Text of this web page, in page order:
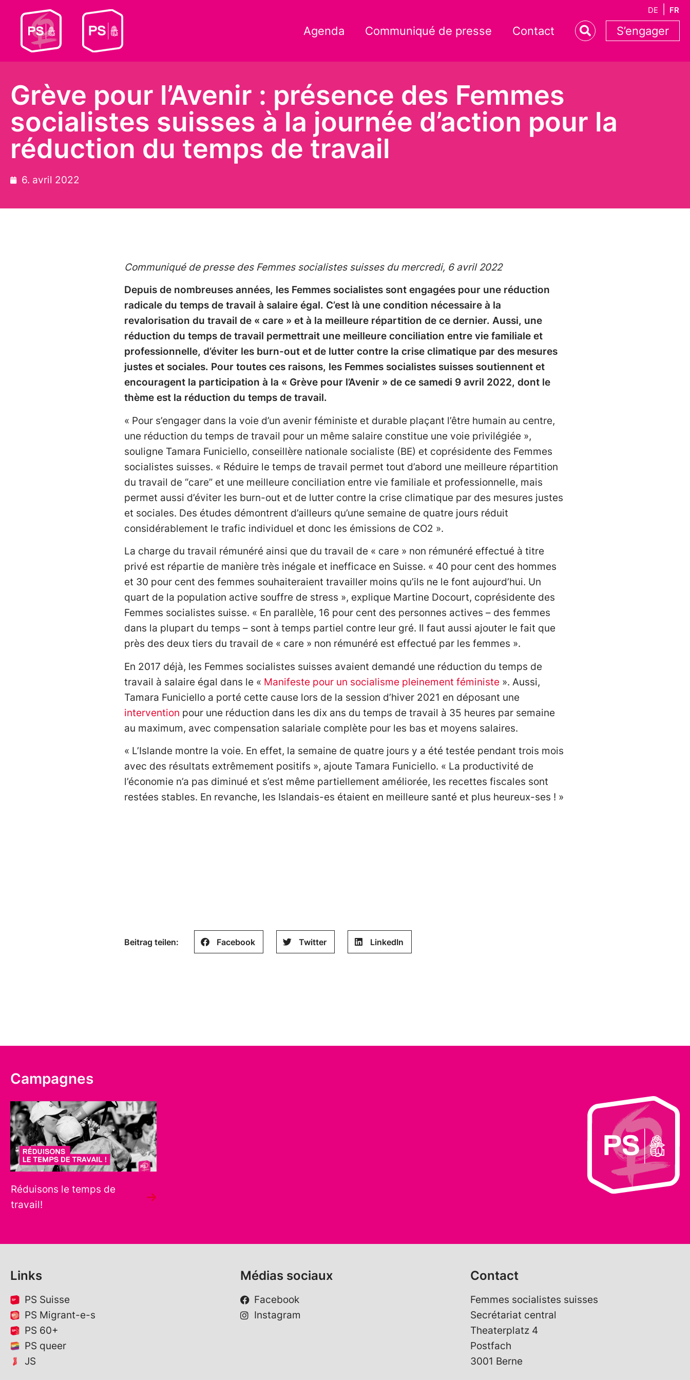
DE FR
Agenda Communiqué de presse Contact S’engager
Grève pour l’Avenir : présence des Femmes
socialistes suisses à la journée d’action pour la
réduction du temps de travail
6. avril 2022
Communiqué de presse des Femmes socialistes suisses du mercredi, 6 avril 2022
Depuis de nombreuses années, les Femmes socialistes sont engagées pour une réduction
radicale du temps de travail à salaire égal. C’est là une condition nécessaire à la
revalorisation du travail de « care » et à la meilleure répartition de ce dernier. Aussi, une
réduction du temps de travail permettrait une meilleure conciliation entre vie familiale et
professionnelle, d’éviter les burn-out et de lutter contre la crise climatique par des mesures
justes et sociales. Pour toutes ces raisons, les Femmes socialistes suisses soutiennent et
encouragent la participation à la « Grève pour l’Avenir » de ce samedi 9 avril 2022, dont le
thème est la réduction du temps de travail.
« Pour s’engager dans la voie d’un avenir féministe et durable plaçant l’être humain au centre,
une réduction du temps de travail pour un même salaire constitue une voie privilégiée »,
souligne Tamara Funiciello, conseillère nationale socialiste (BE) et coprésidente des Femmes
socialistes suisses. « Réduire le temps de travail permet tout d’abord une meilleure répartition
du travail de “care” et une meilleure conciliation entre vie familiale et professionnelle, mais
permet aussi d’éviter les burn-out et de lutter contre la crise climatique par des mesures justes
et sociales. Des études démontrent d’ailleurs qu’une semaine de quatre jours réduit
considérablement le trafic individuel et donc les émissions de CO2 ».
La charge du travail rémunéré ainsi que du travail de « care » non rémunéré effectué à titre
privé est répartie de manière très inégale et inefficace en Suisse. « 40 pour cent des hommes
et 30 pour cent des femmes souhaiteraient travailler moins qu’ils ne le font aujourd’hui. Un
quart de la population active souffre de stress », explique Martine Docourt, coprésidente des
Femmes socialistes suisse. « En parallèle, 16 pour cent des personnes actives – des femmes
dans la plupart du temps – sont à temps partiel contre leur gré. Il faut aussi ajouter le fait que
près des deux tiers du travail de « care » non rémunéré est effectué par les femmes ».
En 2017 déjà, les Femmes socialistes suisses avaient demandé une réduction du temps de
travail à salaire égal dans le « Manifeste pour un socialisme pleinement féministe ». Aussi,
Tamara Funiciello a porté cette cause lors de la session d’hiver 2021 en déposant une
intervention pour une réduction dans les dix ans du temps de travail à 35 heures par semaine
au maximum, avec compensation salariale complète pour les bas et moyens salaires.
« L’Islande montre la voie. En effet, la semaine de quatre jours y a été testée pendant trois mois
avec des résultats extrêmement positifs », ajoute Tamara Funiciello. « La productivité de
l’économie n’a pas diminué et s’est même partiellement améliorée, les recettes fiscales sont
restées stables. En revanche, les Islandais-es étaient en meilleure santé et plus heureux-ses ! »
Beitrag teilen: Facebook Twitter LinkedIn
Campagnes
Réduisons le temps de
travail!
Links
PS Suisse
PS Migrant-e-s
PS 60+
PS queer
JS
Médias sociaux
Facebook
Instagram
Contact
Femmes socialistes suisses
Secrétariat central
Theaterplatz 4
Postfach
3001 Berne